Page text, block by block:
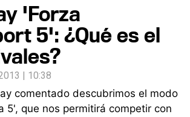
'Forza
5': ¿Qué es el
| 10:38
comentado descubrimos el modo
5', que nos permitirá competir con